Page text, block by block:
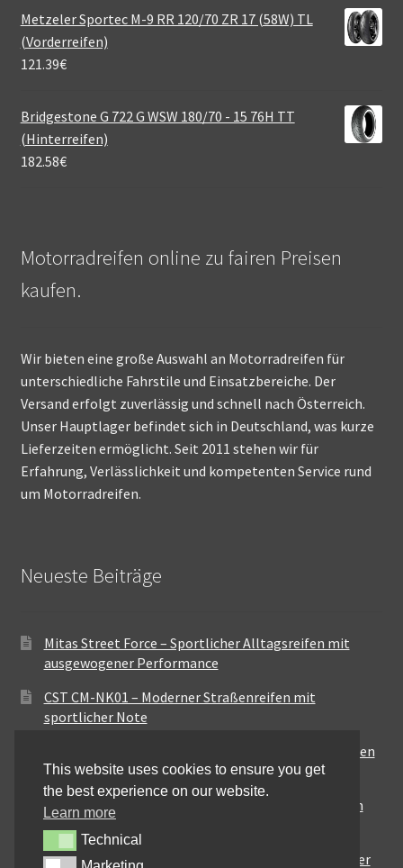
Metzeler Sportec M-9 RR 120/70 ZR 17 (58W) TL
(Vorderreifen)
121.39€
Bridgestone G 722 G WSW 180/70 - 15 76H TT
(Hinterreifen)
182.58€
Motorradreifen online zu fairen Preisen
kaufen.
Wir bieten eine große Auswahl an Motorradreifen für
unterschiedliche Fahrstile und Einsatzbereiche. Der
Versand erfolgt zuverlässig und schnell nach Österreich.
Unser Hauptlager befindet sich in Deutschland, was kurze
Lieferzeiten ermöglicht. Seit 2011 stehen wir für
Erfahrung, Verlässlichkeit und kompetenten Service rund
um Motorradreifen.
Neueste Beiträge
Mitas Street Force – Sportlicher Alltagsreifen mit
ausgewogener Performance
CST CM-NK01 – Moderner Straßenreifen mit
sportlicher Note
Maxxis MA-ST3 – Ausgewogener Sport-Touring-Reifen
für vielseitige Einsätze
Pirelli City Demon – Zuverlässigkeit für den urbanen
Alltag
Metzeler Perfect ME77 – Klassische Optik mit solider
This website uses cookies to ensure you get
the best experience on our website.
Learn more
TechnicalTechnical